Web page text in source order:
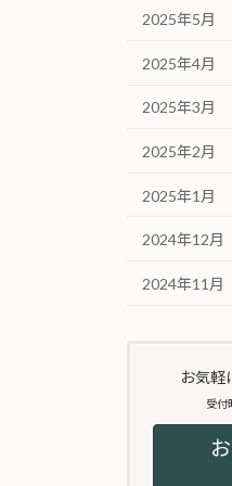
2025年5月
2025年4月
2025年3月
2025年2月
2025年1月
2024年12月
2024年11月
お気軽
受付